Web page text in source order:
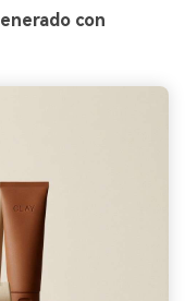
con